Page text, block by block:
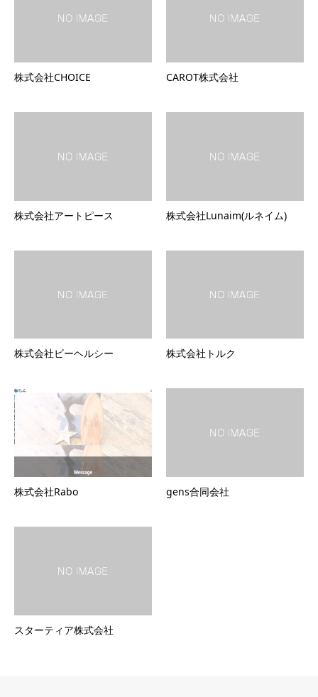
株式会社CHOICE CAROT株式会社
株式会社アートピース 株式会社Lunaim(ルネイム)
株式会社ビーヘルシー 株式会社トルク
株式会社Rabo gens合同会社
スターティア株式会社